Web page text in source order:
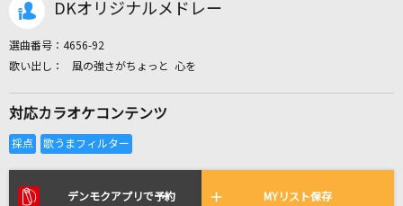
リアルタイムで歌われている曲の一覧
DKオリジナルメドレー
選曲番号： 4656-92
風の強さがちょっと 心を
対応カラオケコンテンツ
デンモクアプリで予約 MYリスト保存